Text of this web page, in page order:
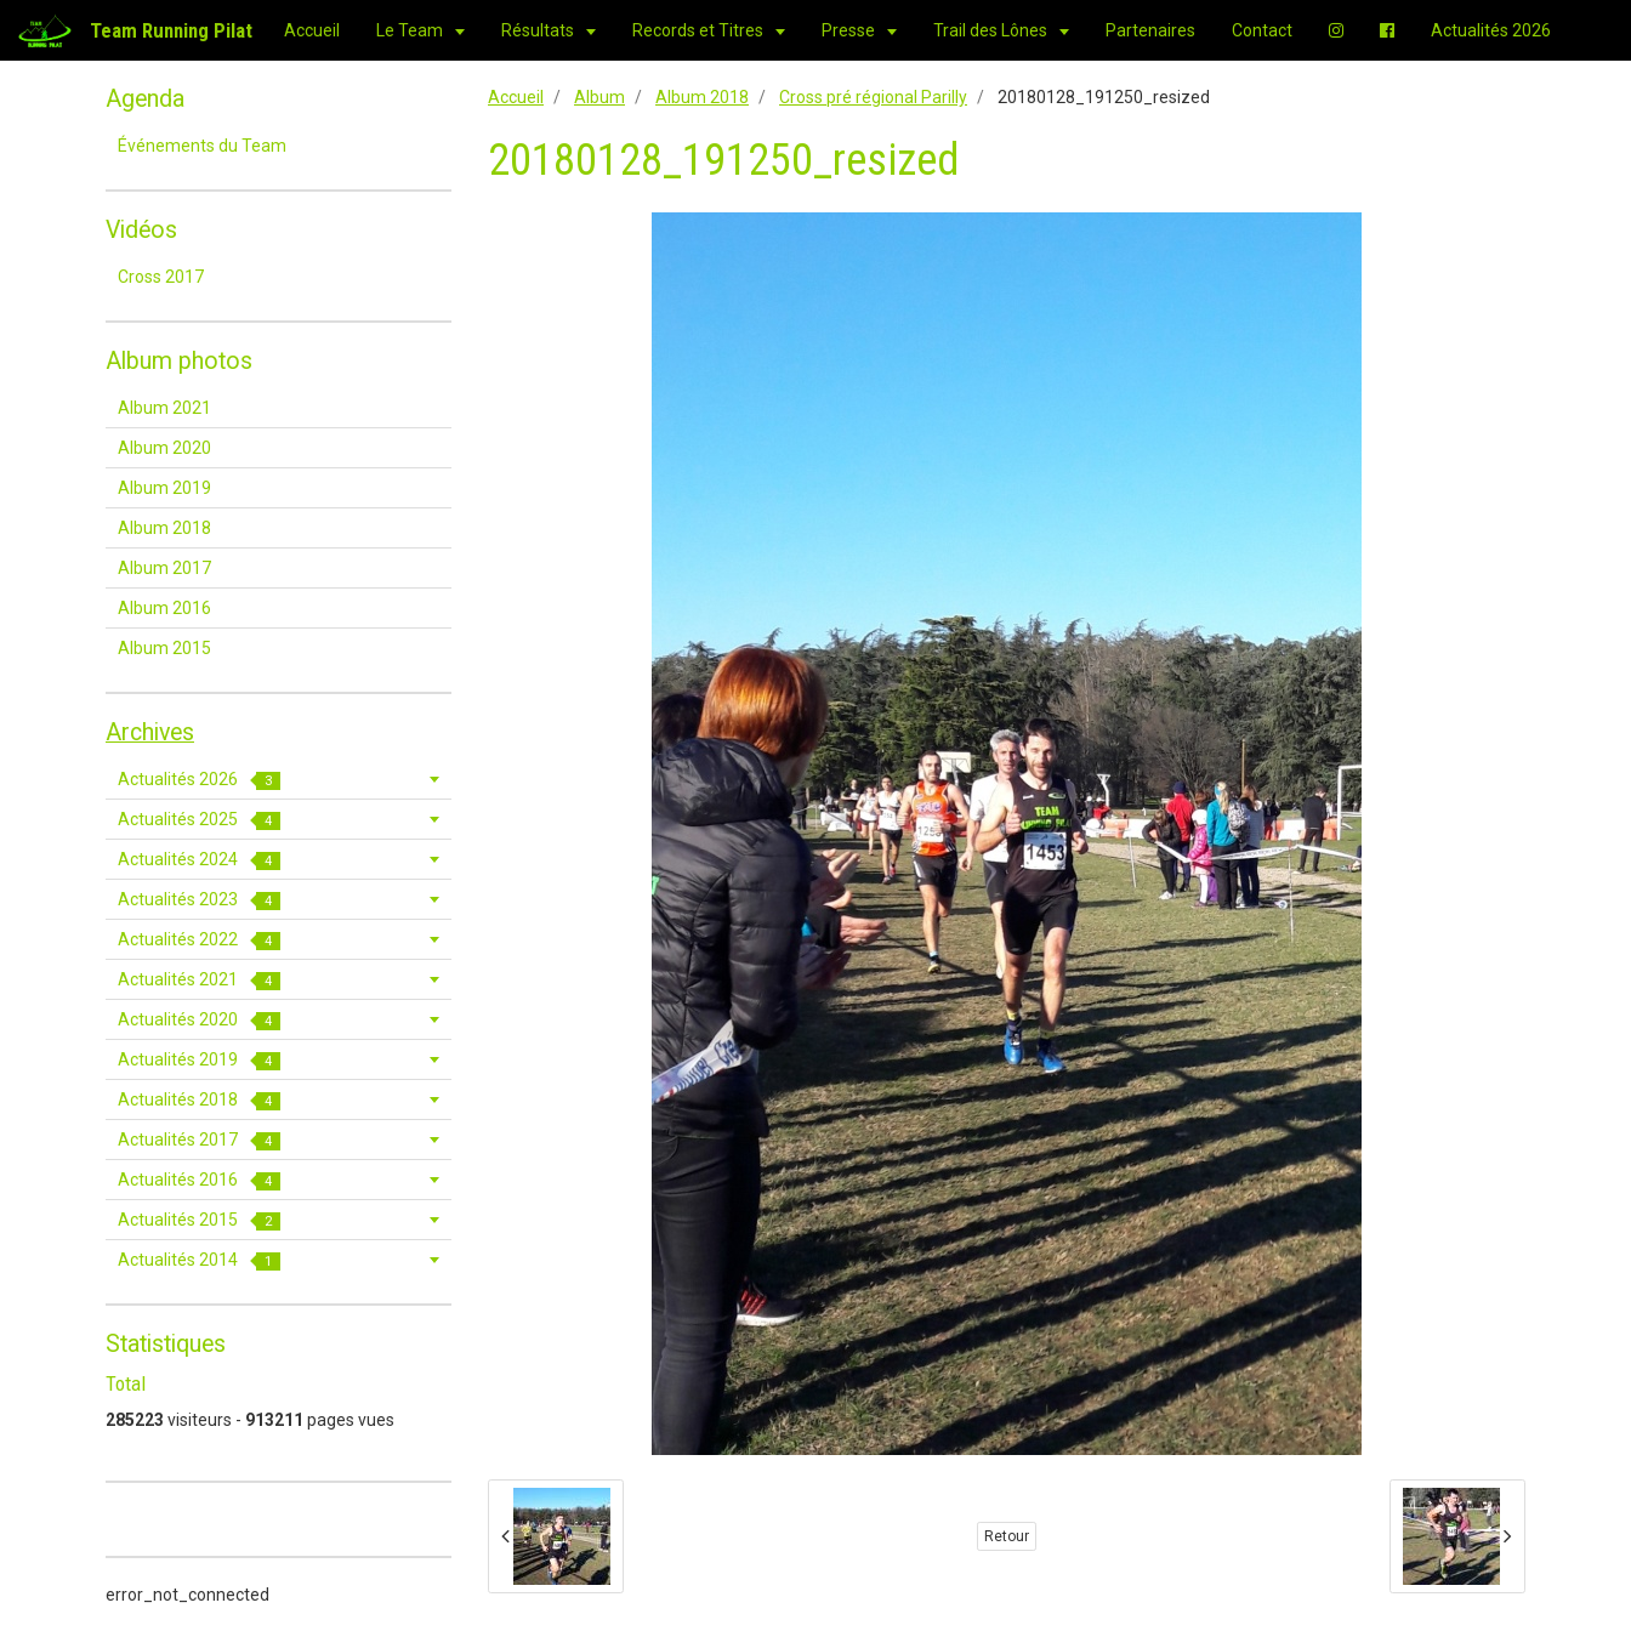
Team Running Pilat Accueil Le Team Résultats Records et Titres Presse Trail des Lônes Partenaires Contact Actualités 2026
Accueil Album Album 2018 Cross pré régional Parilly 20180128_191250_resized
20180128_191250_resized
Retour
Agenda
Événements du Team
Vidéos
Cross 2017
Album photos
Album 2021
Album 2020
Album 2019
Album 2018
Album 2017
Album 2016
Album 2015
Archives
Actualités 2026 3
Actualités 2025 4
Actualités 2024 4
Actualités 2023 4
Actualités 2022 4
Actualités 2021 4
Actualités 2020 4
Actualités 2019 4
Actualités 2018 4
Actualités 2017 4
Actualités 2016 4
Actualités 2015 2
Actualités 2014 1
Statistiques
Total
285223 visiteurs - 913211 pages vues
error_not_connected